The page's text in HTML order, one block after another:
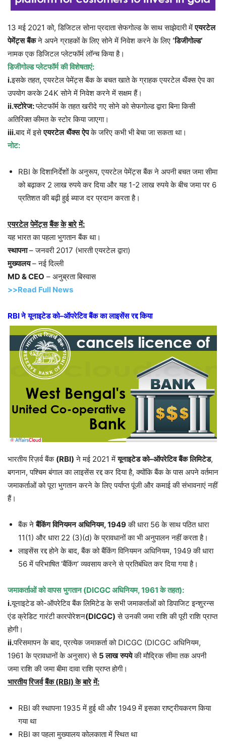
13 मई 2021 को, डिजिटल सोना प्रदाता सेफगोल्ड के साथ साझेदारी मेंएयरटेल
पेमेंट्स बैंकने अपने ग्राहकों के लिए सोने में निवेश करने के लिए ‘डिजीगोल्ड‘
नामक एक डिजिटल प्लेटफॉर्म लॉन्च किया है।
डिजीगोल्ड प्लेटफॉर्म की विशेषताएं:
i.इसके तहत, एयरटेल पेमेंट्स बैंक के बचत खाते के ग्राहक एयरटेल थैंक्स ऐप का
उपयोग करके 24K सोने में निवेश करने में सक्षम हैं।
ii.स्टोरेज:प्लेटफॉर्म के तहत खरीदे गए सोने को सेफगोल्ड द्वारा बिना किसी
अतिरिक्त कीमत के स्टोर किया जाएगा।
iii.बाद में इसेएयरटेल थैंक्स ऐपके जरिए कभी भी बेचा जा सकता था।
नोट:
RBI के दिशानिर्देशों के अनुरूप, एयरटेल पेमेंट्स बैंक ने अपनी बचत जमा सीमा
को बढ़ाकर 2 लाख रुपये कर दिया और यह 1-2 लाख रुपये के बीच जमा पर 6
प्रतिशत की बढ़ी हुई ब्याज दर प्रदान करता है।
एयरटेल पेमेंट्स बैंक के बारे में:
यह भारत का पहला भुगतान बैंक था।
स्थापना– जनवरी 2017 (भारती एयरटेल द्वारा)
मुख्यालय– नई दिल्ली
MD & CEO – अनुब्रता बिस्वास
>>Read Full News
RBIने यूनाइटेड को–ऑपरेटिव बैंक का लाइसेंस रद्द किया
भारतीय रिज़र्व बैंक (RBI) ने मई 2021 मेंयूनाइटेड को–ऑपरेटिव बैंक लिमिटेड,
बगनान, पश्चिम बंगाल का लाइसेंस रद्द कर दिया है, क्योंकि बैंक के पास अपने वर्तमान
जमाकर्ताओं को पूरा भुगतान करने के लिए पर्याप्त पूंजी और कमाई की संभावनाएं नहीं
हैं।
बैंक नेबैंकिंग विनियमन अधिनियम, 1949की धारा 56 के साथ पठित धारा
11(1) और धारा 22 (3)(d) के प्रावधानों का भी अनुपालन नहीं करता है।
लाइसेंस रद्द होने के बाद, बैंक को बैंकिंग विनियमन अधिनियम, 1949 की धारा
56 में परिभाषित ‘बैंकिंग’ व्यवसाय करने से प्रतिबंधित कर दिया गया है।
जमाकर्ताओं को वापस भुगतान(DICGCअधिनियम, 1961के तहत):
i.यूनाइटेड को-ऑपरेटिव बैंक लिमिटेड के सभी जमाकर्ताओं को डिपाजिट इन्शुरन्स
एंड क्रेडिट गारंटी कारपोरेशन(DICGC) से उनकी जमा राशि की पूरी राशि प्राप्त
होगी।
ii.परिसमापन के बाद, प्रत्येक जमाकर्ता को DICGC (DICGC अधिनियम,
1961 के प्रावधानों के अनुसार) से 5लाख रुपयेकी मौद्रिक सीमा तक अपनी
जमा राशि की जमा बीमा दावा राशि प्राप्त होगी।
भारतीय रिजर्व बैंक(RBI)के बारे में:
RBI की स्थापना 1935 में हुई थी और 1949 में इसका राष्ट्रीयकरण किया
गया था
RBI का पहला मुख्यालय कोलकाता में स्थित था